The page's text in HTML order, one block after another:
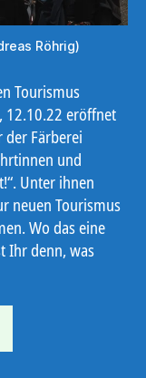
Röhrig)
Tourismus
12.10.22 eröffnet
der Färberei
und
Unter ihnen
neuen Tourismus
Wo das eine
Ihr denn, was